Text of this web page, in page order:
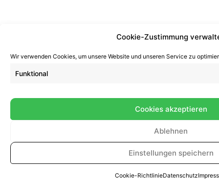
Cookie-Zustimmung
Wir verwenden Cookies, um unsere Website und unseren Service zu
Funktional
Cookies akzeptieren
Ablehnen
Einstellungen speichern
Cookie-RichtlinieDatenschutz